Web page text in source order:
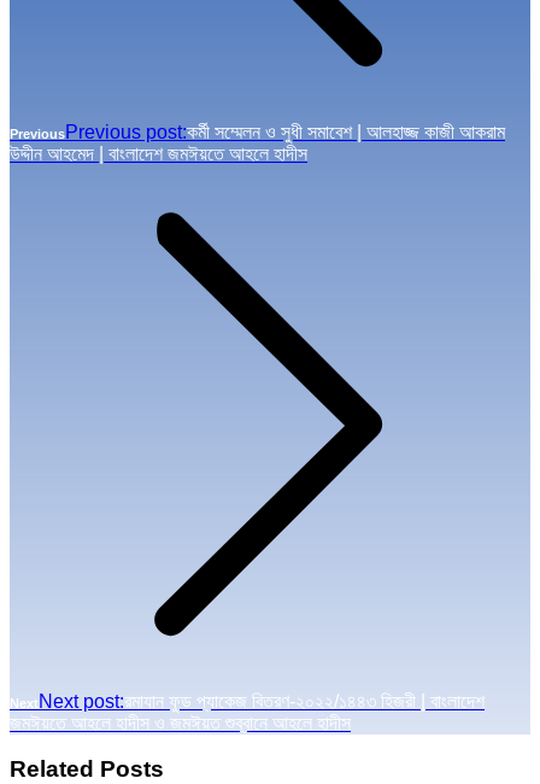
PreviousPrevious post:কর্মী সম্মেলন ও সুধী সমাবেশ | আলহাজ্জ কাজী আকরাম
উদ্দীন আহমেদ | বাংলাদেশ জমঈয়তে আহলে হাদীস
Next Next post:রমাযান ফুড প্যাকেজ বিতরণ-২০২২/১৪৪৩ হিজরী | বাংলাদেশ
জমঈয়তে আহলে হাদীস ও জমঈয়ত শুব্বানে আহলে হাদীস
Related Posts